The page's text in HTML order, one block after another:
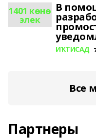
1401 көнө
элек
В
ИҠТИСАД
Все
Партнеры